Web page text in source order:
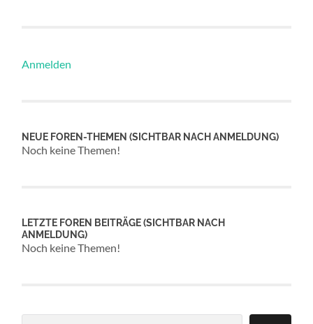
Anmelden
NEUE FOREN-THEMEN (SICHTBAR NACH ANMELDUNG)
Noch keine Themen!
LETZTE FOREN BEITRÄGE (SICHTBAR NACH
ANMELDUNG)
Noch keine Themen!